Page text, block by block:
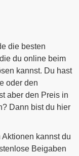
die besten
du online beim
kannst. Du hast
oder den
aber den Preis in
Dann bist du hier
kannst du
Beigaben